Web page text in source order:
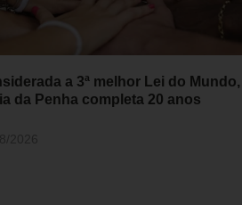
a 3ª melhor Lei do Mundo,
da Penha completa 20 anos